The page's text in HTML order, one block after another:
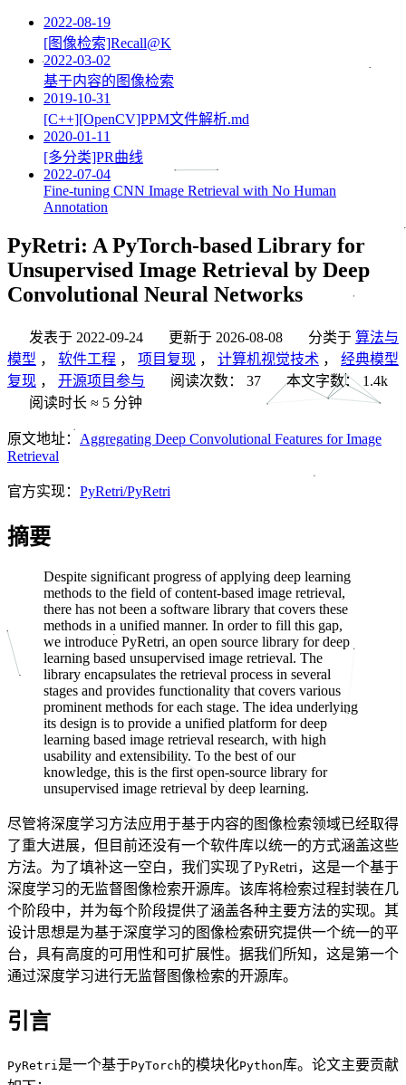
2022-08-19
[图像检索]Recall@K
2022-03-02
基于内容的图像检索
2019-10-31
[C++][OpenCV]PPM文件解析.md
2020-01-11
[多分类]PR曲线
2022-07-04
Fine-tuning CNN Image Retrieval with No Human
Annotation
PyRetri: A PyTorch-based Library for
Unsupervised Image Retrieval by Deep
Convolutional Neural Networks
发表于 2022-09-24 更新于 2026-08-08 分类于 算法与
模型 ， 软件工程 ， 项目复现 ， 计算机视觉技术 ， 经典模型
复现 ， 开源项目参与 阅读次数： 37 本文字数： 1.4k
阅读时长 ≈ 5 分钟
原文地址： Aggregating Deep Convolutional Features for Image
Retrieval
官方实现： PyRetri/PyRetri
摘要
Despite significant progress of applying deep learning
methods to the field of content-based image retrieval,
there has not been a software library that covers these
methods in a unified manner. In order to fill this gap,
we introduce PyRetri, an open source library for deep
learning based unsupervised image retrieval. The
library encapsulates the retrieval process in several
stages and provides functionality that covers various
prominent methods for each stage. The idea underlying
its design is to provide a unified platform for deep
learning based image retrieval research, with high
usability and extensibility. To the best of our
knowledge, this is the first open-source library for
unsupervised image retrieval by deep learning.
尽管将深度学习方法应用于基于内容的图像检索领域已经取得
了重大进展，但目前还没有一个软件库以统一的方式涵盖这些
方法。为了填补这一空白，我们实现了PyRetri，这是一个基于
深度学习的无监督图像检索开源库。该库将检索过程封装在几
个阶段中，并为每个阶段提供了涵盖各种主要方法的实现。其
设计思想是为基于深度学习的图像检索研究提供一个统一的平
台，具有高度的可用性和可扩展性。据我们所知，这是第一个
通过深度学习进行无监督图像检索的开源库。
引言
PyRetri是一个基于PyTorch的模块化Python库。论文主要贡献